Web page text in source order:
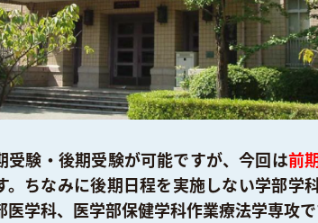
受験・後期受験が可能ですが、今回は前
。ちなみに後期日程を実施しない学部学
学科、医学部保健学科作業療法学専攻